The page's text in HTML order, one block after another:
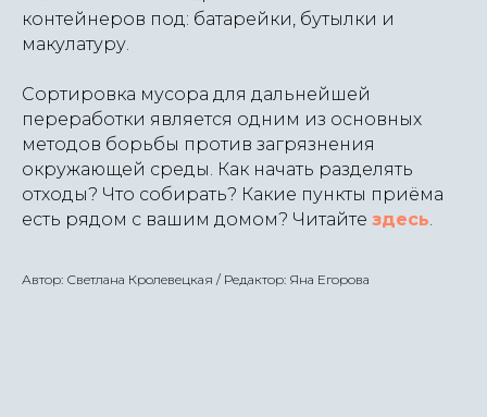
контейнеров под: батарейки, бутылки и
макулатуру.
Сортировка мусора для дальнейшей
переработки является одним из основных
методов борьбы против загрязнения
окружающей среды. Как начать разделять
отходы? Что собирать? Какие пункты приёма
есть рядом с вашим домом? Читайте здесь.
Автор: Светлана Кролевецкая / Редактор: Яна Егорова